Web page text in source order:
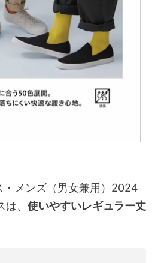
・メンズ（男女兼用）2024
、 使いやすいレギュラー丈